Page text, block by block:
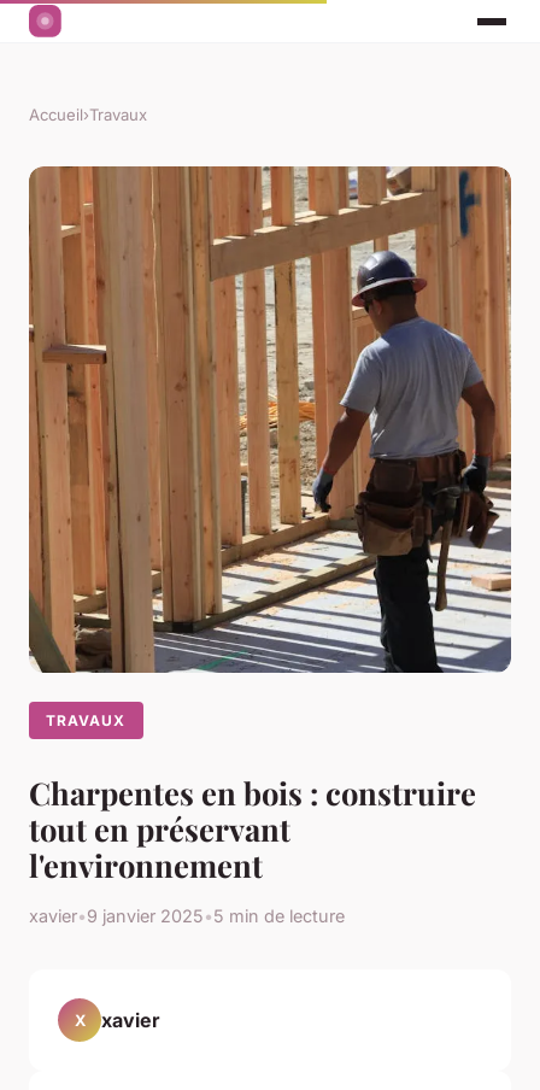
Accueil›Travaux
TRAVAUX
Charpentes en bois : construire
tout en préservant
l'environnement
xavier•9 janvier 2025•5 min de lecture
X xavier